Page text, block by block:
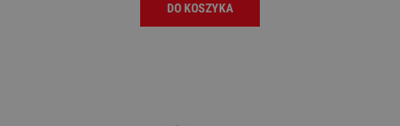
DO KOSZYKA